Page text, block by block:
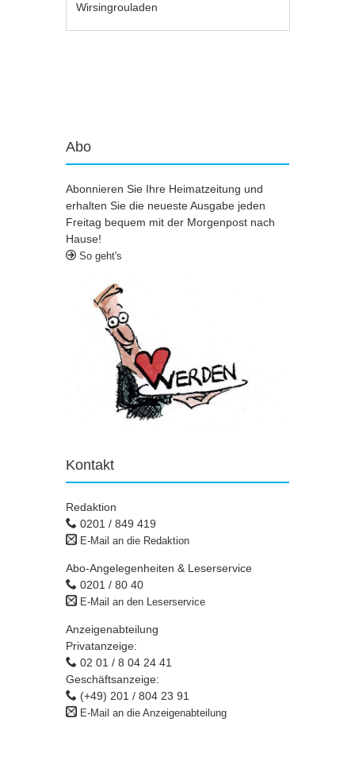
Wirsingrouladen
Abo
Abonnieren Sie Ihre Heimatzeitung und
erhalten Sie die neueste Ausgabe jeden
Freitag bequem mit der Morgenpost nach
Hause!
So geht's
Kontakt
Redaktion
0201 / 849 419
E-Mail an die Redaktion
Abo-Angelegenheiten & Leserservice
0201 / 80 40
E-Mail an den Leserservice
Anzeigenabteilung
Privatanzeige:
02 01 / 8 04 24 41
Geschäftsanzeige:
(+49) 201 / 804 23 91
E-Mail an die Anzeigenabteilung